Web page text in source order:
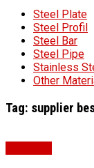
Steel Plate
Steel Profil
Steel Bar
Steel Pipe
Stainless
Other
Tag: supplier